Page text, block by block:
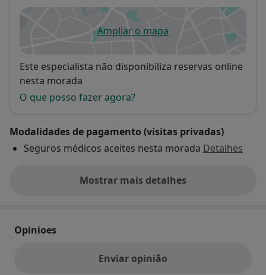
Ampliar o mapaabre num novo separador
Disponibilidade
Este especialista não disponibiliza reservas online
nesta morada
O que posso fazer agora?
Modalidades de pagamento (visitas privadas)
Seguros médicos aceites nesta morada Detalhes
Mostrar mais detalhes
sobre o endereço
Opinioes
Enviar opinião